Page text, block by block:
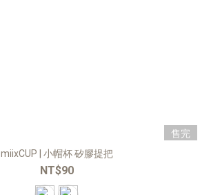
售完
miixCUP | ⼩帽杯 矽膠提把
NT$90